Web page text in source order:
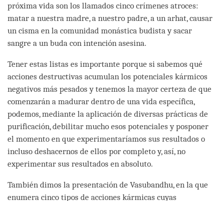
próxima vida son los llamados cinco crímenes atroces:
matar a nuestra madre, a nuestro padre, a un arhat, causar
un cisma en la comunidad monástica budista y sacar
sangre a un buda con intención asesina.
Tener estas listas es importante porque si sabemos qué
acciones destructivas acumulan los potenciales kármicos
negativos más pesados y tenemos la mayor certeza de que
comenzarán a madurar dentro de una vida específica,
podemos, mediante la aplicación de diversas prácticas de
purificación, debilitar mucho esos potenciales y posponer
el momento en que experimentaríamos sus resultados o
incluso deshacernos de ellos por completo y, así, no
experimentar sus resultados en absoluto.
También dimos la presentación de Vasubandhu, en la que
enumera cinco tipos de acciones kármicas cuyas